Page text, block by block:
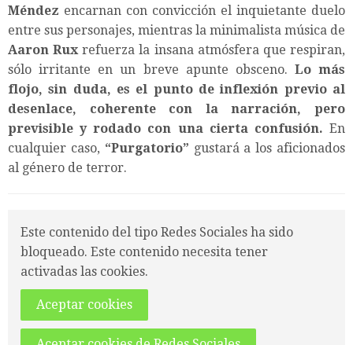
Méndez encarnan con convicción el inquietante duelo
entre sus personajes, mientras la minimalista música de
Aaron Ruxrefuerza la insana atmósfera que respiran,
sólo irritante en un breve apunte obsceno. Lo más
flojo, sin duda, es el punto de inflexión previo al
desenlace, coherente con la narración, pero
previsible y rodado con una cierta confusión. En
cualquier caso, “Purgatorio” gustará a los aficionados
al género de terror.
Este contenido del tipo Redes Sociales ha sido
bloqueado. Este contenido necesita tener
activadas las cookies.
Aceptar cookies